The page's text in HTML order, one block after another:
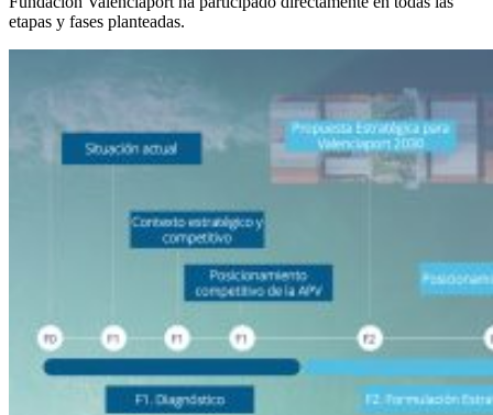
etapas y fases planteadas.